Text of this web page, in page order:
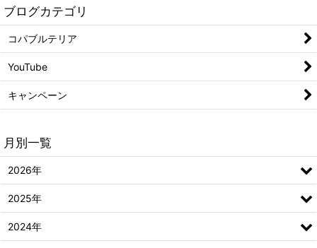
ブログカテゴリ
コパブルテリア
YouTube
キャンペーン
月別一覧
2026年
2025年
2024年